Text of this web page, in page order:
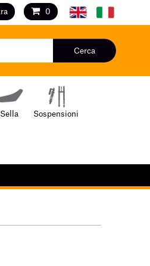
0
Cerca
Sella Sospensioni